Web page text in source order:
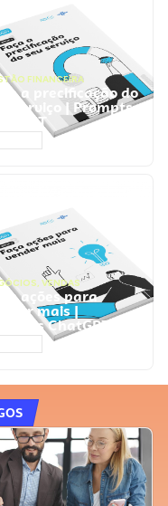
FINANCEIRA
a precificação do
serviço | Prompts
, VENDAS
ações para
mais |
ChatGPT